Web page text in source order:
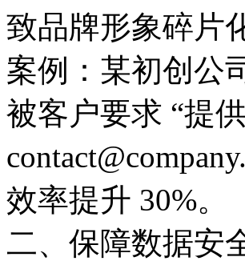
致品牌形象碎片
案例：某初创公
被客户要求 “提
效率提升 30%。
二、保障数据安